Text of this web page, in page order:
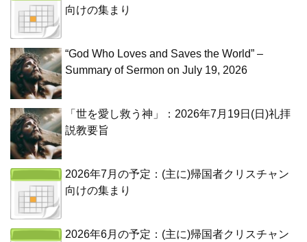
向けの集まり
“God Who Loves and Saves the World” –
Summary of Sermon on July 19, 2026
「世を愛し救う神」：2026年7月19日(日)礼拝
説教要旨
2026年7月の予定：(主に)帰国者クリスチャン
向けの集まり
2026年6月の予定：(主に)帰国者クリスチャン